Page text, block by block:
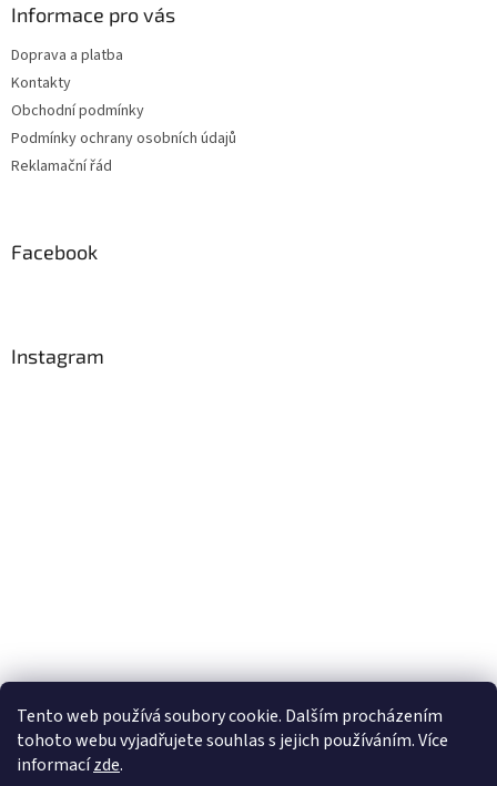
Tento web používá soubory cookie. Dalším procházením
tohoto webu vyjadřujete souhlas s jejich používáním. Více
informacízde.
Informace pro vás
Doprava a platba
Kontakty
Obchodní podmínky
Podmínky ochrany osobních údajů
Reklamační řád
Facebook
Instagram
Sledovat na Instagramu